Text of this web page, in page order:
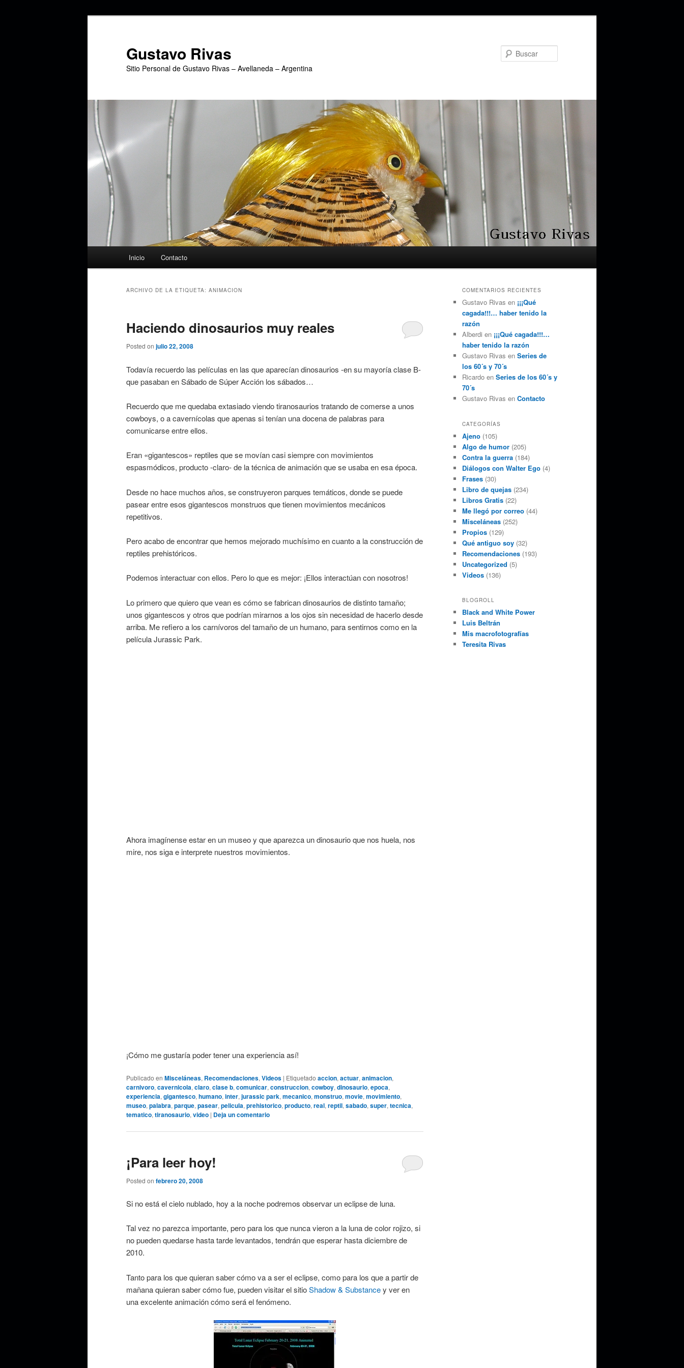
Gustavo Rivas
Sitio Personal de Gustavo Rivas – Avellaneda – Argentina
Inicio Contacto
ARCHIVO DE LA ETIQUETA: ANIMACION
Haciendo dinosaurios muy reales
Posted on julio 22, 2008
Todavía recuerdo las películas en las que aparecían dinosaurios -en su mayoría clase B-
que pasaban en Sábado de Súper Acción los sábados…
Recuerdo que me quedaba extasiado viendo tiranosaurios tratando de comerse a unos
cowboys, o a cavernícolas que apenas si tenían una docena de palabras para
comunicarse entre ellos.
Eran «gigantescos» reptiles que se movían casi siempre con movimientos
espasmódicos, producto -claro- de la técnica de animación que se usaba en esa época.
Desde no hace muchos años, se construyeron parques temáticos, donde se puede
pasear entre esos gigantescos monstruos que tienen movimientos mecánicos
repetitivos.
Pero acabo de encontrar que hemos mejorado muchísimo en cuanto a la construcción de
reptiles prehistóricos.
Podemos interactuar con ellos. Pero lo que es mejor: ¡Ellos interactúan con nosotros!
Lo primero que quiero que vean es cómo se fabrican dinosaurios de distinto tamaño;
unos gigantescos y otros que podrían mirarnos a los ojos sin necesidad de hacerlo desde
arriba. Me refiero a los carnívoros del tamaño de un humano, para sentirnos como en la
película Jurassic Park.
Ahora imagínense estar en un museo y que aparezca un dinosaurio que nos huela, nos
mire, nos siga e interprete nuestros movimientos.
¡Cómo me gustaría poder tener una experiencia así!
Publicado en Misceláneas, Recomendaciones, Videos | Etiquetado accion, actuar, animacion,
carnivoro, cavernicola, claro, clase b, comunicar, construccion, cowboy, dinosaurio, epoca,
experiencia, gigantesco, humano, inter, jurassic park, mecanico, monstruo, movie, movimiento,
museo, palabra, parque, pasear, pelicula, prehistorico, producto, real, reptil, sabado, super, tecnica,
tematico, tiranosaurio, video | Deja un comentario
¡Para leer hoy!
Posted on febrero 20, 2008
Si no está el cielo nublado, hoy a la noche podremos observar un eclipse de luna.
Tal vez no parezca importante, pero para los que nunca vieron a la luna de color rojizo, si
no pueden quedarse hasta tarde levantados, tendrán que esperar hasta diciembre de
2010.
Tanto para los que quieran saber cómo va a ser el eclipse, como para los que a partir de
mañana quieran saber cómo fue, pueden visitar el sitioShadow & Substancey ver en
una excelente animación cómo será el fenómeno.
COMENTARIOS RECIENTES
Gustavo Rivas en ¡¡¡Qué
cagada!!!… haber tenido la
razón
Alberdi en ¡¡¡Qué cagada!!!…
haber tenido la razón
Gustavo Rivas en Series de
los 60´s y 70´s
Ricardo en Series de los 60´s y
70´s
Gustavo Rivas en Contacto
CATEGORÍAS
Ajeno (105)
Algo de humor (205)
Contra la guerra (184)
Diálogos con Walter Ego (4)
Frases (30)
Libro de quejas (234)
Libros Gratis (22)
Me llegó por correo (44)
Misceláneas (252)
Propios (129)
Qué antiguo soy (32)
Recomendaciones (193)
Uncategorized (5)
Videos (136)
BLOGROLL
Black and White Power
Luis Beltrán
Mis macrofotografías
Teresita Rivas